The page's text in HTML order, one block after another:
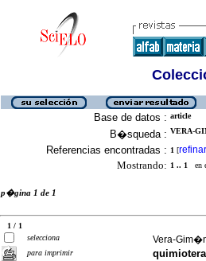
Base de datos : article
B�squeda : VERA-
Referencias encontradas : 1 [refinar
Mostrando: 1 .. 1 en
p�gina 1 de 1
1 / 1
selecciona
para imprimir
Vera-